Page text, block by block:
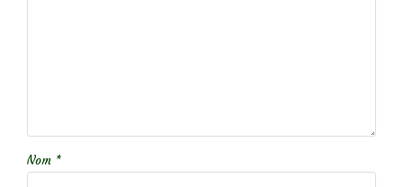
Nom *